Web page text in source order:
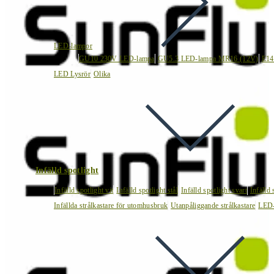
LED-lampor
GU10 230V LED-lampa GU5.3 LED-lampa MR16 (12V)
LED Lysrör Olika
Infälld spotlight
Infälld spotlight vit Infälld spotlight stål Infälld spotlight svart
Infälld
Infällda strålkastare för utomhusbruk Utanpåliggande strålkastare